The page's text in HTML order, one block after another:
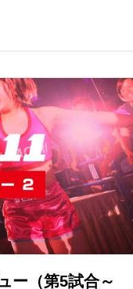
ー（第5試合～